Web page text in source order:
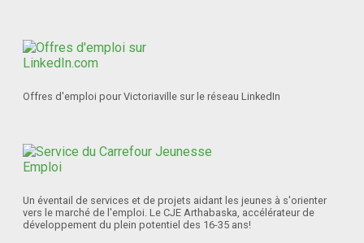
Offres d'emploi pour Victoriaville sur le réseau LinkedIn
Un éventail de services et de projets aidant les jeunes à s'orienter
vers le marché de l'emploi. Le CJE Arthabaska, accélérateur de
développement du plein potentiel des 16-35 ans!